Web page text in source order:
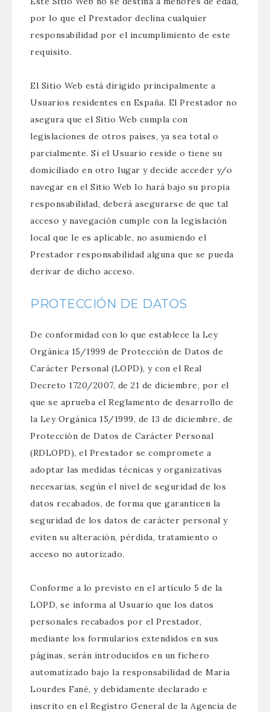
por lo que el Prestador declina cualquier
responsabilidad por el incumplimiento de este
requisito.
El Sitio Web está dirigido principalmente a
Usuarios residentes en España. El Prestador no
asegura que el Sitio Web cumpla con
legislaciones de otros países, ya sea total o
parcialmente. Si el Usuario reside o tiene su
domiciliado en otro lugar y decide acceder y/o
navegar en el Sitio Web lo hará bajo su propia
responsabilidad, deberá asegurarse de que tal
acceso y navegación cumple con la legislación
local que le es aplicable, no asumiendo el
Prestador responsabilidad alguna que se pueda
derivar de dicho acceso.
PROTECCIÓN DE DATOS
De conformidad con lo que establece la Ley
Orgánica 15/1999 de Protección de Datos de
Carácter Personal (LOPD), y con el Real
Decreto 1720/2007, de 21 de diciembre, por el
que se aprueba el Reglamento de desarrollo de
la Ley Orgánica 15/1999, de 13 de diciembre, de
Protección de Datos de Carácter Personal
(RDLOPD), el Prestador se compromete a
adoptar las medidas técnicas y organizativas
necesarias, según el nivel de seguridad de los
datos recabados, de forma que garanticen la
seguridad de los datos de carácter personal y
eviten su alteración, pérdida, tratamiento o
acceso no autorizado.
Conforme a lo previsto en el artículo 5 de la
LOPD, se informa al Usuario que los datos
personales recabados por el Prestador,
mediante los formularios extendidos en sus
páginas, serán introducidos en un fichero
automatizado bajo la responsabilidad de Maria
Lourdes Fané, y debidamente declarado e
inscrito en el Registro General de la Agencia de